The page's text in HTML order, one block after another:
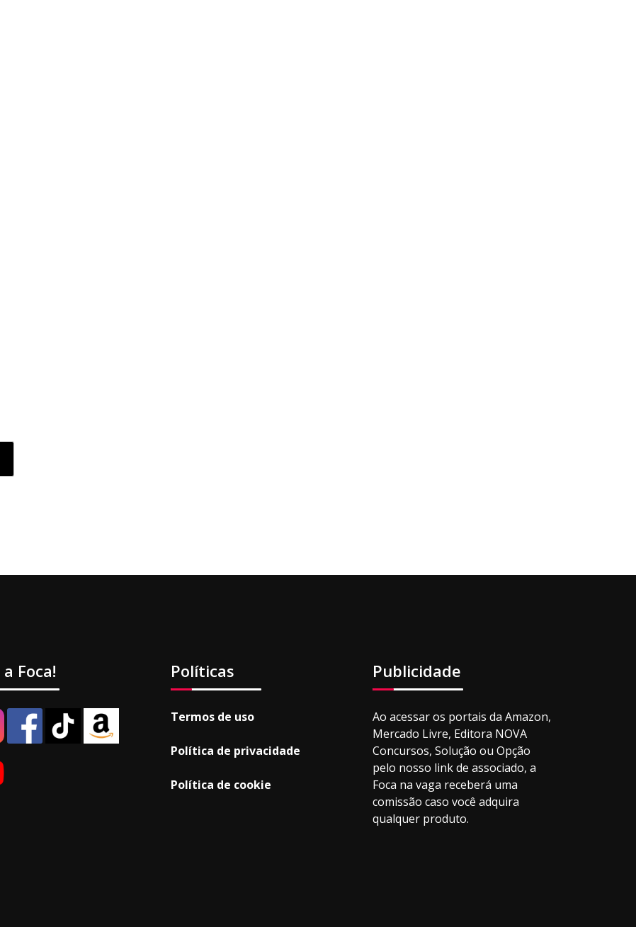
Foca! Políticas
Termos de uso
Política de privacidade
Política de cookie
Publicidade
Ao acessar os portais da Amazon,
Mercado Livre, Editora NOVA
Concursos, Solução ou Opção
pelo nosso link de associado, a
Foca na vaga receberá uma
comissão caso você adquira
qualquer produto.